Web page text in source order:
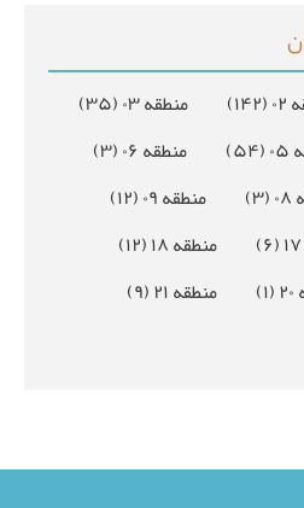
(۱۴۲) منطقه ۰۳
(۳۵)
(۵۴) منطقه ۰۶
(۳)
(۳) منطقه ۰۹
(۱۲)
(۶) منطقه ۱۸
(۱۲)
(۱) منطقه ۲۱
(۹)